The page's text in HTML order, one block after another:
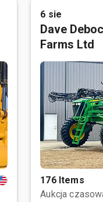
6 sie
Dave
Farms Ltd
176 Items
Aukcja